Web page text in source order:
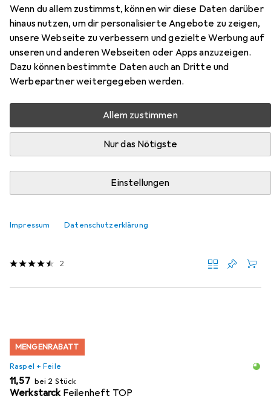
Wenn du allem zustimmst, können wir diese Daten darüber
hinaus nutzen, um dir personalisierte Angebote zu zeigen,
unsere Webseite zu verbessern und gezielte Werbung auf
unseren und anderen Webseiten oder Apps anzuzeigen.
Dazu können bestimmte Daten auch an Dritte und
Werbepartner weitergegeben werden.
Allem zustimmen
Nur das Nötigste
Einstellungen
Impressum Datenschutzerklärung
Hier findest du passendes Zubehör zum Produkt Pferd
Dreikantfeile aus der Kategorie Raspel + Feile.
Produktliste
Werkstarck Feilenheft TOP
2
MENGENRABATT
Raspel + Feile
EUR
11,57 bei 2 Stück
Werkstarck Feilenheft TOP